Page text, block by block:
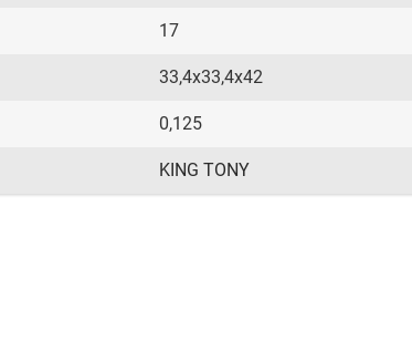
17
33,4х33,4х42
0,125
KING TONY